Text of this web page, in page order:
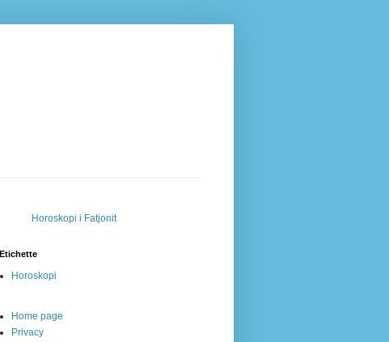
Horoskopi i Fatjonit
Etichette
Horoskopi
Home page
Privacy